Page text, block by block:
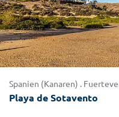
Spanien (Kanaren) .
Playa de Sotavento